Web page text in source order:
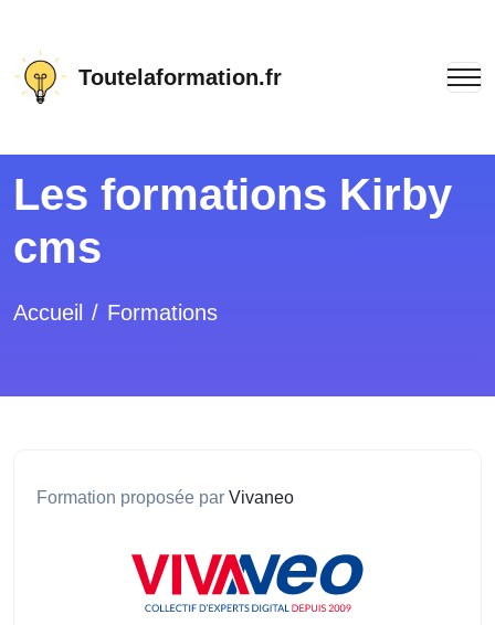
Toutelaformation.fr
Les formations Kirby
cms
Accueil Formations
Formation proposée par Vivaneo